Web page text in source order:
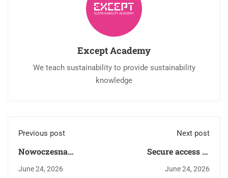
Except Academy
We teach sustainability to provide sustainability
knowledge
Previous post
Nowoczesna
platforma do gier
June 24, 2026
Next post
Secure access to
incredible wins with
June 24, 2026